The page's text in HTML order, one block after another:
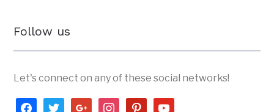
Follow us
Let's connect on any of these social networks!
facebooktwittergoogleinstagrampinterestyoutube